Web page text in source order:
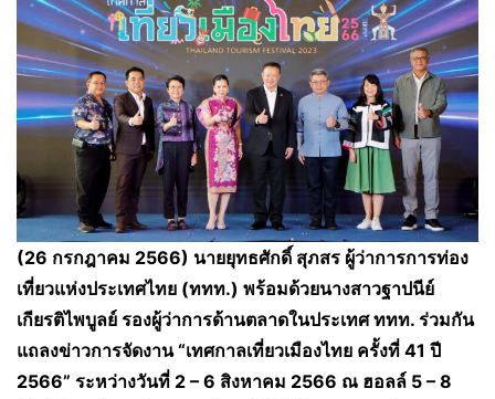
(26 กรกฎาคม 2566) นายยุทธศักดิ์ สุภสร ผู้ว่าการการท่อง
เที่ยวแห่งประเทศไทย (ททท.) พร้อมด้วยนางสาวฐาปนีย์
เกียรติไพบูลย์ รองผู้ว่าการด้านตลาดในประเทศ ททท. ร่วมกัน
แถลงข่าวการจัดงาน “เทศกาลเที่ยวเมืองไทย ครั้งที่ 41 ปี
2566” ระหว่างวันที่ 2 – 6 สิงหาคม 2566 ณ ฮอลล์ 5 – 8